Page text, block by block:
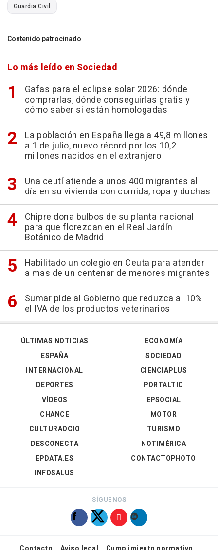
Guardia Civil
Contenido patrocinado
Lo más leído en Sociedad
Gafas para el eclipse solar 2026: dónde
comprarlas, dónde conseguirlas gratis y
cómo saber si están homologadas
La población en España llega a 49,8 millones
a 1 de julio, nuevo récord por los 10,2
millones nacidos en el extranjero
Una ceutí atiende a unos 400 migrantes al
día en su vivienda con comida, ropa y duchas
Chipre dona bulbos de su planta nacional
para que florezcan en el Real Jardín
Botánico de Madrid
Habilitado un colegio en Ceuta para atender
a mas de un centenar de menores migrantes
Sumar pide al Gobierno que reduzca al 10%
el IVA de los productos veterinarios
ÚLTIMAS NOTICIAS
ESPAÑA
INTERNACIONAL
DEPORTES
VÍDEOS
ECONOMÍA
SOCIEDAD
CIENCIAPLUS
PORTALTIC
EPSOCIAL
CHANCE
CULTURAOCIO
DESCONECTA
EPDATA.ES
INFOSALUS
MOTOR
TURISMO
NOTIMÉRICA
CONTACTOPHOTO
SÍGUENOS